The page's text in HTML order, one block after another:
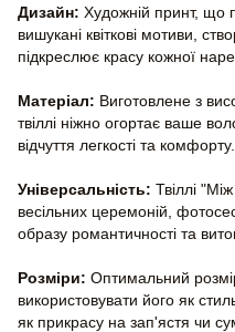
Дизайн: Художній принт, що
вишукані квіткові мотиви,
підкреслює красу кожної
Матеріал: Виготовлене з
твіллі ніжно огортає ваше
відчуття легкості та комфорту.
Універсальність: Твіллі
весільних церемоній,
образу романтичності та
Розміри: Оптимальний
використовувати його як
як прикрасу на зап'ястя чи